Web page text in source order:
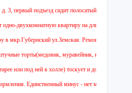
первый подъезд сидит полосатый ОЧЕНЬ
двухкомнатную квартиру на длительный
ул.Земская. Ремонт от
торты(медовик, муравейник, наполеон,пахлава)
или под ней в холле) тоскует и доверчиво
Единственный минус - нет мягкой накладки. А